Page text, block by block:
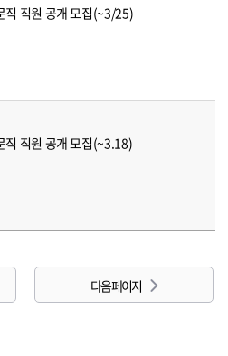
직 직원 공개 모집(~3/25)
직 직원 공개 모집(~3.18)
다음 페이지